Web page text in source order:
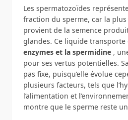
Les spermatozoïdes
fraction du sperme, car la
provient de la semence
glandes. Ce liquide
enzymes et la spermidine,
pour ses vertus potentielles.
pas fixe, puisqu’elle évolue
plusieurs facteurs, tels que
l’alimentation et
montre que le sperme reste un